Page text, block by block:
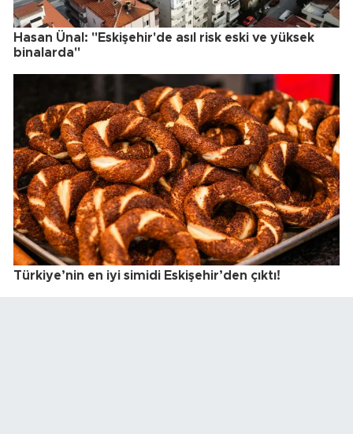
Hasan Ünal: "Eskişehir'de asıl risk eski ve yüksek
binalarda"
Türkiye’nin en iyi simidi Eskişehir’den çıktı!